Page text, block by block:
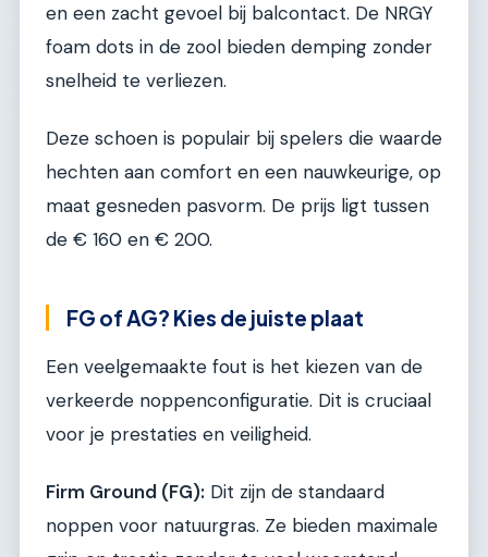
en een zacht gevoel bij balcontact. De NRGY
foam dots in de zool bieden demping zonder
snelheid te verliezen.
Deze schoen is populair bij spelers die waarde
hechten aan comfort en een nauwkeurige, op
maat gesneden pasvorm. De prijs ligt tussen
de € 160 en € 200.
FG of AG? Kies de juiste plaat
Een veelgemaakte fout is het kiezen van de
verkeerde noppenconfiguratie. Dit is cruciaal
voor je prestaties en veiligheid.
Firm Ground (FG): Dit zijn de standaard
noppen voor natuurgras. Ze bieden maximale